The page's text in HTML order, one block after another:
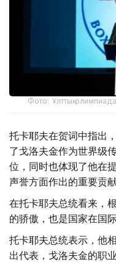
Фото: Ұлттық
托卡耶夫在贺词中指出
了戈洛夫金作为世界级
位，同时也体现了他在
声誉方面作出的重要贡献
在托卡耶夫总统看来，
的骄傲，也是国家在国
托卡耶夫总统表示，他
出代表，戈洛夫金的职